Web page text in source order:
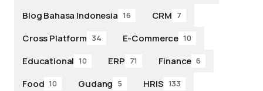
Blog Bahasa Indonesia 16 CRM 7
Cross Platform 34 E-Commerce 10
Educational 10 ERP 71 Finance 6
Food 10 Gudang 5 HRIS 133